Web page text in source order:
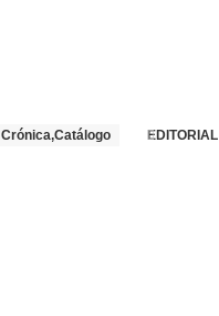
Crónica,Catálogo EDITORIAL